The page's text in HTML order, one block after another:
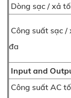
Dòng sạc / xả
Công suất sạc /
đa
Input and
Công suất AC